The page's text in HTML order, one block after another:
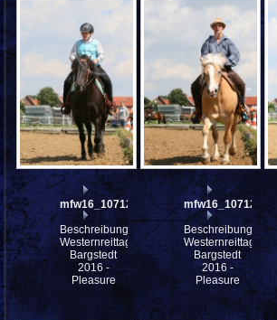
mfw16_107129ww
Beschreibung:
Westernreittage
Bargstedt
2016 -
Pleasure
mfw16_107128ww
Beschreibung:
Westernreittage
Bargstedt
2016 -
Pleasure